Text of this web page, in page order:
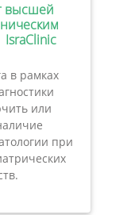
высшей
IsraClinic
в рамках
или
при